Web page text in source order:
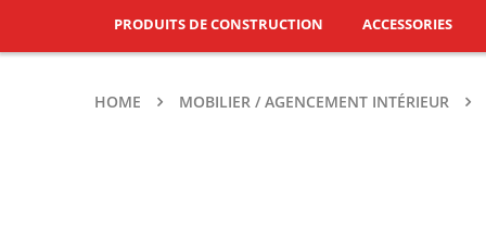
PRODUITS DE CONSTRUCTION ACCESSORIES
HOME MOBILIER / AGENCEMENT INTÉRIEUR